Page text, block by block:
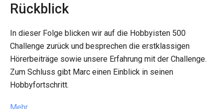
Rückblick
In dieser Folge blicken wir auf die Hobbyisten 500
Challenge zurück und besprechen die erstklassigen
Hörerbeiträge sowie unsere Erfahrung mit der Challenge.
Zum Schluss gibt Marc einen Einblick in seinen
Hobbyfortschritt.